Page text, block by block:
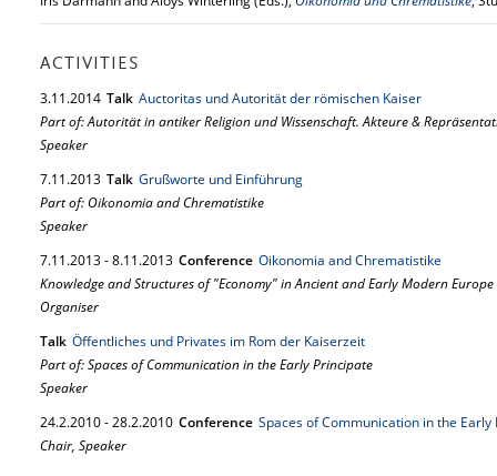
ACTIVITIES
3.11.2014 Talk Auctoritas und Autorität der römischen Kaiser
Part of: Autorität in antiker Religion und Wissenschaft. Akteure &
Speaker
7.11.2013 Talk Grußworte und Einführung
Part of: Oikonomia and Chrematistike
Speaker
7.11.2013-8.11.2013 Conference Oikonomia and Chrematistike
Knowledge and Structures of "Economy" in Ancient and Early Modern Europe
Organiser
Talk Öffentliches und Privates im Rom der Kaiserzeit
Part of: Spaces of Communication in the Early Principate
Speaker
24.2.2010-28.2.2010 Conference Spaces of Communication in the Early
Chair, Speaker